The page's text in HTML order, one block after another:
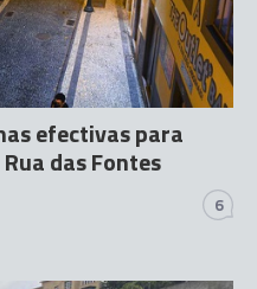
efectivas para
das Fontes
6